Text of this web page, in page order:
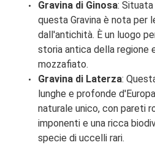
Gravina di Ginosa: Situata
questa Gravina è nota
dall'antichità. È un luogo
storia antica della regione
mozzafiato.
Gravina di Laterza:
lunghe e profonde
naturale unico, con pareti
imponenti e una ricca
specie di uccelli rari.